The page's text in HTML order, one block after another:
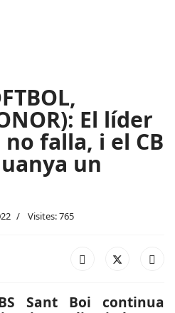
El líder
no falla, i el CB
un
Visites: 765
Sant Boi continua